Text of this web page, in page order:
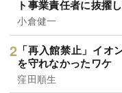
ト事業責任者に抜擢
小倉健一
「再入館禁止」イ
を守れなかったワケ
窪田順生